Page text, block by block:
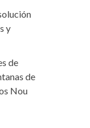
y
de
de
Nou